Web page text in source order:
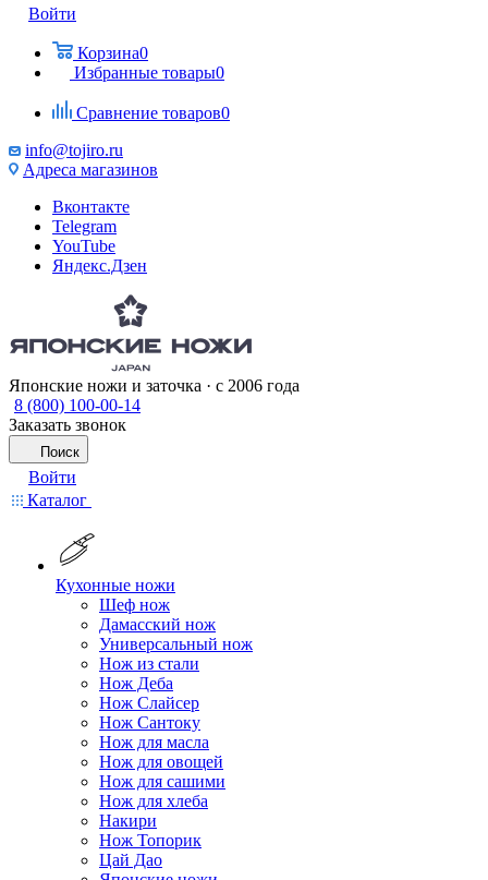
Войти
Корзина0
Избранные товары0
Сравнение товаров0
info@tojiro.ru
Адреса магазинов
Вконтакте
Telegram
YouTube
Яндекс.Дзен
Японские ножи и заточка · с 2006 года
8 (800) 100-00-14
Заказать звонок
Поиск
Войти
Каталог
Кухонные ножи
Шеф нож
Дамасский нож
Универсальный нож
Нож из стали
Нож Деба
Нож Слайсер
Нож Сантоку
Нож для масла
Нож для овощей
Нож для сашими
Нож для хлеба
Накири
Нож Топорик
Цай Дао